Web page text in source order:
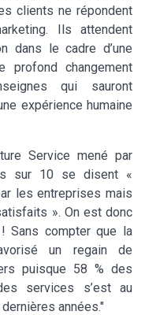
clients ne répondent
Ils attendent
dans le cadre d’une
profond changement
qui sauront
expérience humaine
Service mené par
sur 10 se disent «
les entreprises mais
». On est donc
! Sans compter que la
un regain de
puisque 58 % des
services s’est au
années."